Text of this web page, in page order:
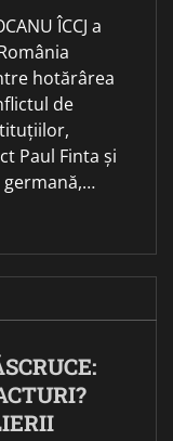
ÎCCJ a
hotărârea
de
Paul Finta și